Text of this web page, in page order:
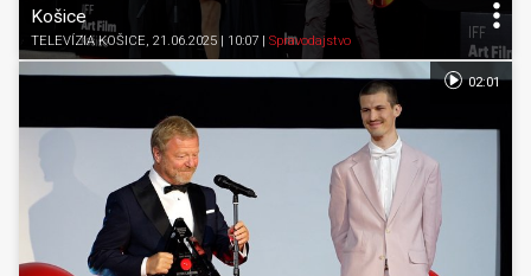
Košice
TELEVÍZIA KOŠICE, 21.06.2025 | 10:07 Spravodajstvo
02:01